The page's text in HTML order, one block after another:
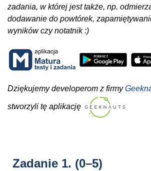
zadania, w której jest także, np.
dodawanie do powtórek,
wyników czy notatnik :)
Dziękujemy developerom z firmy
stworzyli tę aplikację
Zadanie 1. (0–5)